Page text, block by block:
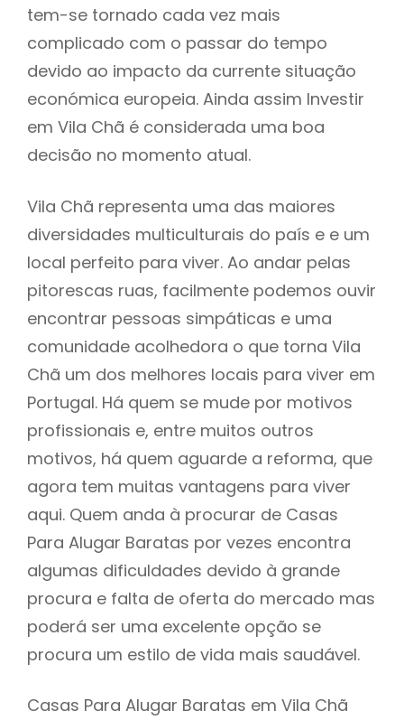
tem-se tornado cada vez mais
complicado com o passar do tempo
devido ao impacto da currente situação
económica europeia. Ainda assim Investir
em Vila Chã é considerada uma boa
decisão no momento atual.
Vila Chã representa uma das maiores
diversidades multiculturais do país e e um
local perfeito para viver. Ao andar pelas
pitorescas ruas, facilmente podemos ouvir
encontrar pessoas simpáticas e uma
comunidade acolhedora o que torna Vila
Chã um dos melhores locais para viver em
Portugal. Há quem se mude por motivos
profissionais e, entre muitos outros
motivos, há quem aguarde a reforma, que
agora tem muitas vantagens para viver
aqui. Quem anda à procurar de Casas
Para Alugar Baratas por vezes encontra
algumas dificuldades devido à grande
procura e falta de oferta do mercado mas
poderá ser uma excelente opção se
procura um estilo de vida mais saudável.
Casas Para Alugar Baratas em Vila Chã